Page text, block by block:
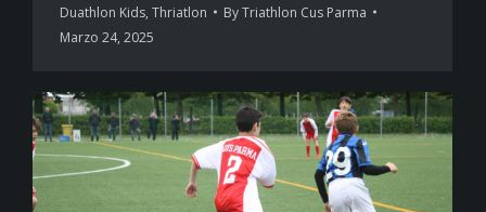
Duathlon Kids, Thriatlon ByTriathlon Cus Parma
Marzo 24, 2025